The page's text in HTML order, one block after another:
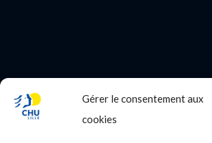
Gérer le consentement aux
cookies
PROFESSIONNEL DE SANTE